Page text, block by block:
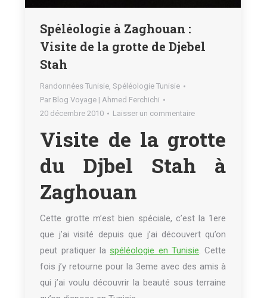
Spéléologie à Zaghouan :
Visite de la grotte de Djebel
Stah
Randonnées Tunisie,Spéléologie Tunisie
Par Blog Voyage | Ahmed Ferchichi
20 décembre 2010
Laisser un commentaire
Visite de la grotte
du Djbel Stah à
Zaghouan
Cette grotte m’est bien spéciale, c’est la 1ere
que j’ai visité depuis que j’ai découvert qu’on
peut pratiquer la spéléologie en Tunisie. Cette
fois j’y retourne pour la 3eme avec des amis à
qui j’ai voulu découvrir la beauté sous terraine